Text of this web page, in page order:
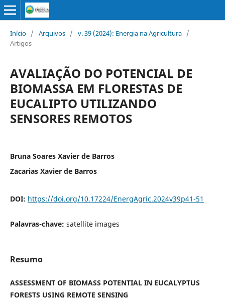
Início / Arquivos / v. 39 (2024): Energia na Agricultura /
Artigos
AVALIAÇÃO DO POTENCIAL DE
BIOMASSA EM FLORESTAS DE
EUCALIPTO UTILIZANDO
SENSORES REMOTOS
Bruna Soares Xavier de Barros
Zacarias Xavier de Barros
DOI: https://doi.org/10.17224/EnergAgric.2024v39p41-51
Palavras-chave: satellite images
Resumo
ASSESSMENT OF BIOMASS POTENTIAL IN EUCALYPTUS
FORESTS USING REMOTE SENSING